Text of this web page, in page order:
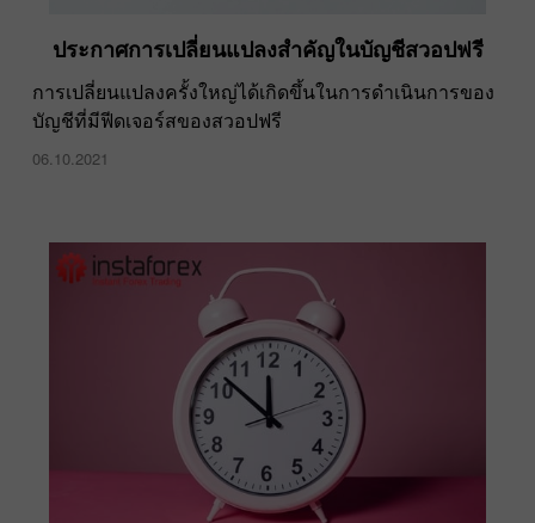
ประกาศการเปลี่ยนแปลงสำคัญในบัญชีสวอปฟรี
การเปลี่ยนแปลงครั้งใหญ่ได้เกิดขึ้นในการดำเนินการของ
บัญชีที่มีฟีดเจอร์สของสวอปฟรี
06.10.2021